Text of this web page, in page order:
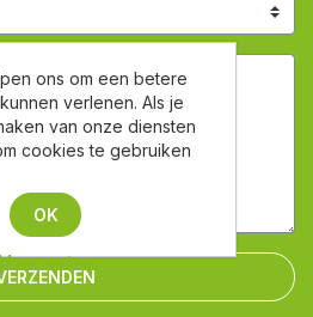
ons om een betere
verlenen. Als je
van onze diensten
cookies te gebruiken
OK
weten